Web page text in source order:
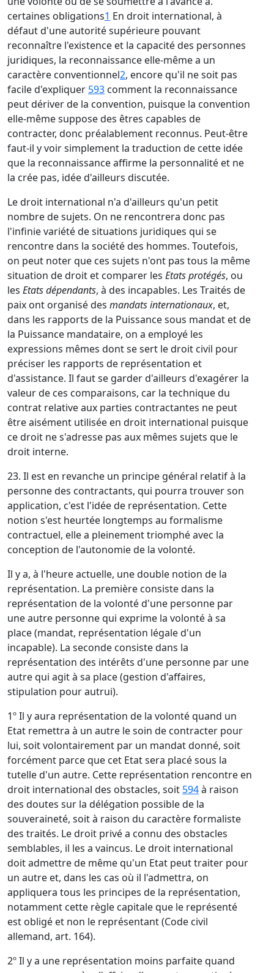
certaines obligations1 En droit international, à
défaut d'une autorité supérieure pouvant
reconnaître l'existence et la capacité des personnes
juridiques, la reconnaissance elle-même a un
caractère conventionnel2, encore qu'il ne soit pas
facile d'expliquer 593 comment la reconnaissance
peut dériver de la convention, puisque la convention
elle-même suppose des êtres capables de
contracter, donc préalablement reconnus. Peut-être
faut-il y voir simplement la traduction de cette idée
que la reconnaissance affirme la personnalité et ne
la crée pas, idée d'ailleurs discutée.
Le droit international n'a d'ailleurs qu'un petit
nombre de sujets. On ne rencontrera donc pas
l'infinie variété de situations juridiques qui se
rencontre dans la société des hommes. Toutefois,
on peut noter que ces sujets n'ont pas tous la même
situation de droit et comparer les Etats protégés, ou
les Etats dépendants, à des incapables. Les Traités de
paix ont organisé des mandats internationaux, et,
dans les rapports de la Puissance sous mandat et de
la Puissance mandataire, on a employé les
expressions mêmes dont se sert le droit civil pour
préciser les rapports de représentation et
d'assistance. Il faut se garder d'ailleurs d'exagérer la
valeur de ces comparaisons, car la technique du
contrat relative aux parties contractantes ne peut
être aisément utilisée en droit international puisque
ce droit ne s'adresse pas aux mêmes sujets que le
droit interne.
23. Il est en revanche un principe général relatif à la
personne des contractants, qui pourra trouver son
application, c'est l'idée de représentation. Cette
notion s'est heurtée longtemps au formalisme
contractuel, elle a pleinement triomphé avec la
conception de l'autonomie de la volonté.
Il y a, à l'heure actuelle, une double notion de la
représentation. La première consiste dans la
représentation de la volonté d'une personne par
une autre personne qui exprime la volonté à sa
place (mandat, représentation légale d'un
incapable). La seconde consiste dans la
représentation des intérêts d'une personne par une
autre qui agit à sa place (gestion d'affaires,
stipulation pour autrui).
1º Il y aura représentation de la volonté quand un
Etat remettra à un autre le soin de contracter pour
lui, soit volontairement par un mandat donné, soit
forcément parce que cet Etat sera placé sous la
tutelle d'un autre. Cette représentation rencontre en
droit international des obstacles, soit 594à raison
des doutes sur la délégation possible de la
souveraineté, soit à raison du caractère formaliste
des traités. Le droit privé a connu des obstacles
semblables, il les a vaincus. Le droit international
doit admettre de même qu'un Etat peut traiter pour
un autre et, dans les cas où il l'admettra, on
appliquera tous les principes de la représentation,
notamment cette règle capitale que le représenté
est obligé et non le représentant (Code civil
allemand, art. 164).
2º Il y a une représentation moins parfaite quand